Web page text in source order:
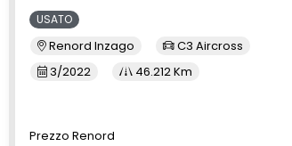
USATO
Renord Inzago
C3 Aircross
3/2022
46.212 Km
Prezzo Renord